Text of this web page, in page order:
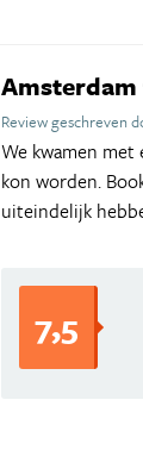
Amsterdam
Review geschreven
We kwamen
kon worden.
uiteindelijk
7,5